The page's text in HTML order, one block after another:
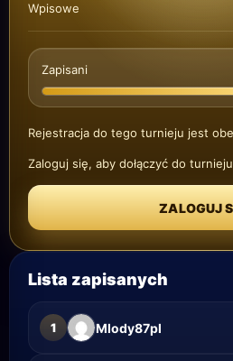
Wpisowe
Zapisani
Rejestracja do tego turnieju jest
Zaloguj się, aby dołączyć do
ZALOGUJ
Lista zapisanych
1 Mlody87pl